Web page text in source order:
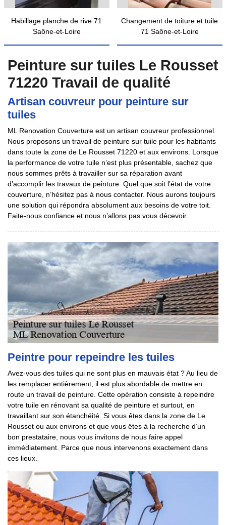
Habillage planche de rive 71
Saône-et-Loire
Changement de toiture et tuile
71 Saône-et-Loire
Peinture sur tuiles Le Rousset
71220 Travail de qualité
Artisan couvreur pour peinture sur
tuiles
ML Renovation Couverture est un artisan couvreur professionnel.
Nous proposons un travail de peinture sur tuile pour les habitants
dans toute la zone de Le Rousset 71220 et aux environs. Lorsque
la performance de votre tuile n’est plus présentable, sachez que
nous sommes prêts à travailler sur sa réparation avant
d’accomplir les travaux de peinture. Quel que soit l’état de votre
couverture, n’hésitez pas à nous contacter. Nous aurons toujours
une solution qui répondra absolument aux besoins de votre toit.
Faite-nous confiance et nous n’allons pas vous décevoir.
Peintre pour repeindre les tuiles
Avez-vous des tuiles qui ne sont plus en mauvais état ? Au lieu de
les remplacer entièrement, il est plus abordable de mettre en
route un travail de peinture. Cette opération consiste à repeindre
votre tuile en rénovant sa qualité de peinture et surtout, en
travaillant sur son étanchéité. Si vous êtes dans la zone de Le
Rousset ou aux environs et que vous êtes à la recherche d’un
bon prestataire, nous vous invitons de nous faire appel
immédiatement. Parce que nous intervenons exactement dans
ces lieux.